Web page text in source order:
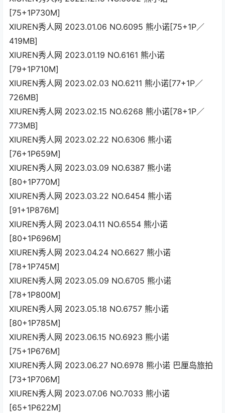
[75+1P730M]
XIUREN秀人网 2023.01.06 NO.6095 熊小诺[75+1P／
419MB]
XIUREN秀人网 2023.01.19 NO.6161 熊小诺
[79+1P710M]
XIUREN秀人网 2023.02.03 NO.6211 熊小诺[77+1P／
726MB]
XIUREN秀人网 2023.02.15 NO.6268 熊小诺[78+1P／
773MB]
XIUREN秀人网 2023.02.22 NO.6306 熊小诺
[76+1P659M]
XIUREN秀人网 2023.03.09 NO.6387 熊小诺
[80+1P770M]
XIUREN秀人网 2023.03.22 NO.6454 熊小诺
[91+1P876M]
XIUREN秀人网 2023.04.11 NO.6554 熊小诺
[80+1P696M]
XIUREN秀人网 2023.04.24 NO.6627 熊小诺
[78+1P745M]
XIUREN秀人网 2023.05.09 NO.6705 熊小诺
[78+1P800M]
XIUREN秀人网 2023.05.18 NO.6757 熊小诺
[80+1P785M]
XIUREN秀人网 2023.06.15 NO.6923 熊小诺
[75+1P676M]
XIUREN秀人网 2023.06.27 NO.6978 熊小诺 巴厘岛旅拍
[73+1P706M]
XIUREN秀人网 2023.07.06 NO.7033 熊小诺
[65+1P622M]